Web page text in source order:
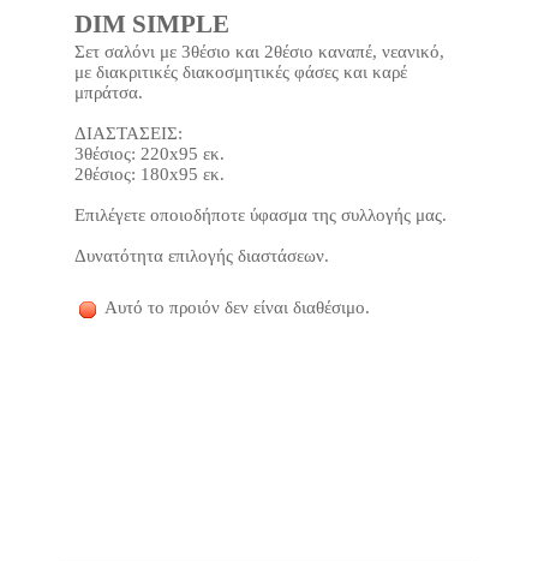
DIM SIMPLE
Σετ σαλόνι με 3θέσιο και 2θέσιο καναπέ, νεανικό,
με διακριτικές διακοσμητικές φάσες και καρέ
μπράτσα.
ΔΙΑΣΤΑΣΕΙΣ:
3θέσιος: 220x95 εκ.
2θέσιος: 180x95 εκ.
Επιλέγετε οποιοδήποτε ύφασμα της συλλογής μας.
Δυνατότητα επιλογής διαστάσεων.
Αυτό το προιόν δεν είναι διαθέσιμο.